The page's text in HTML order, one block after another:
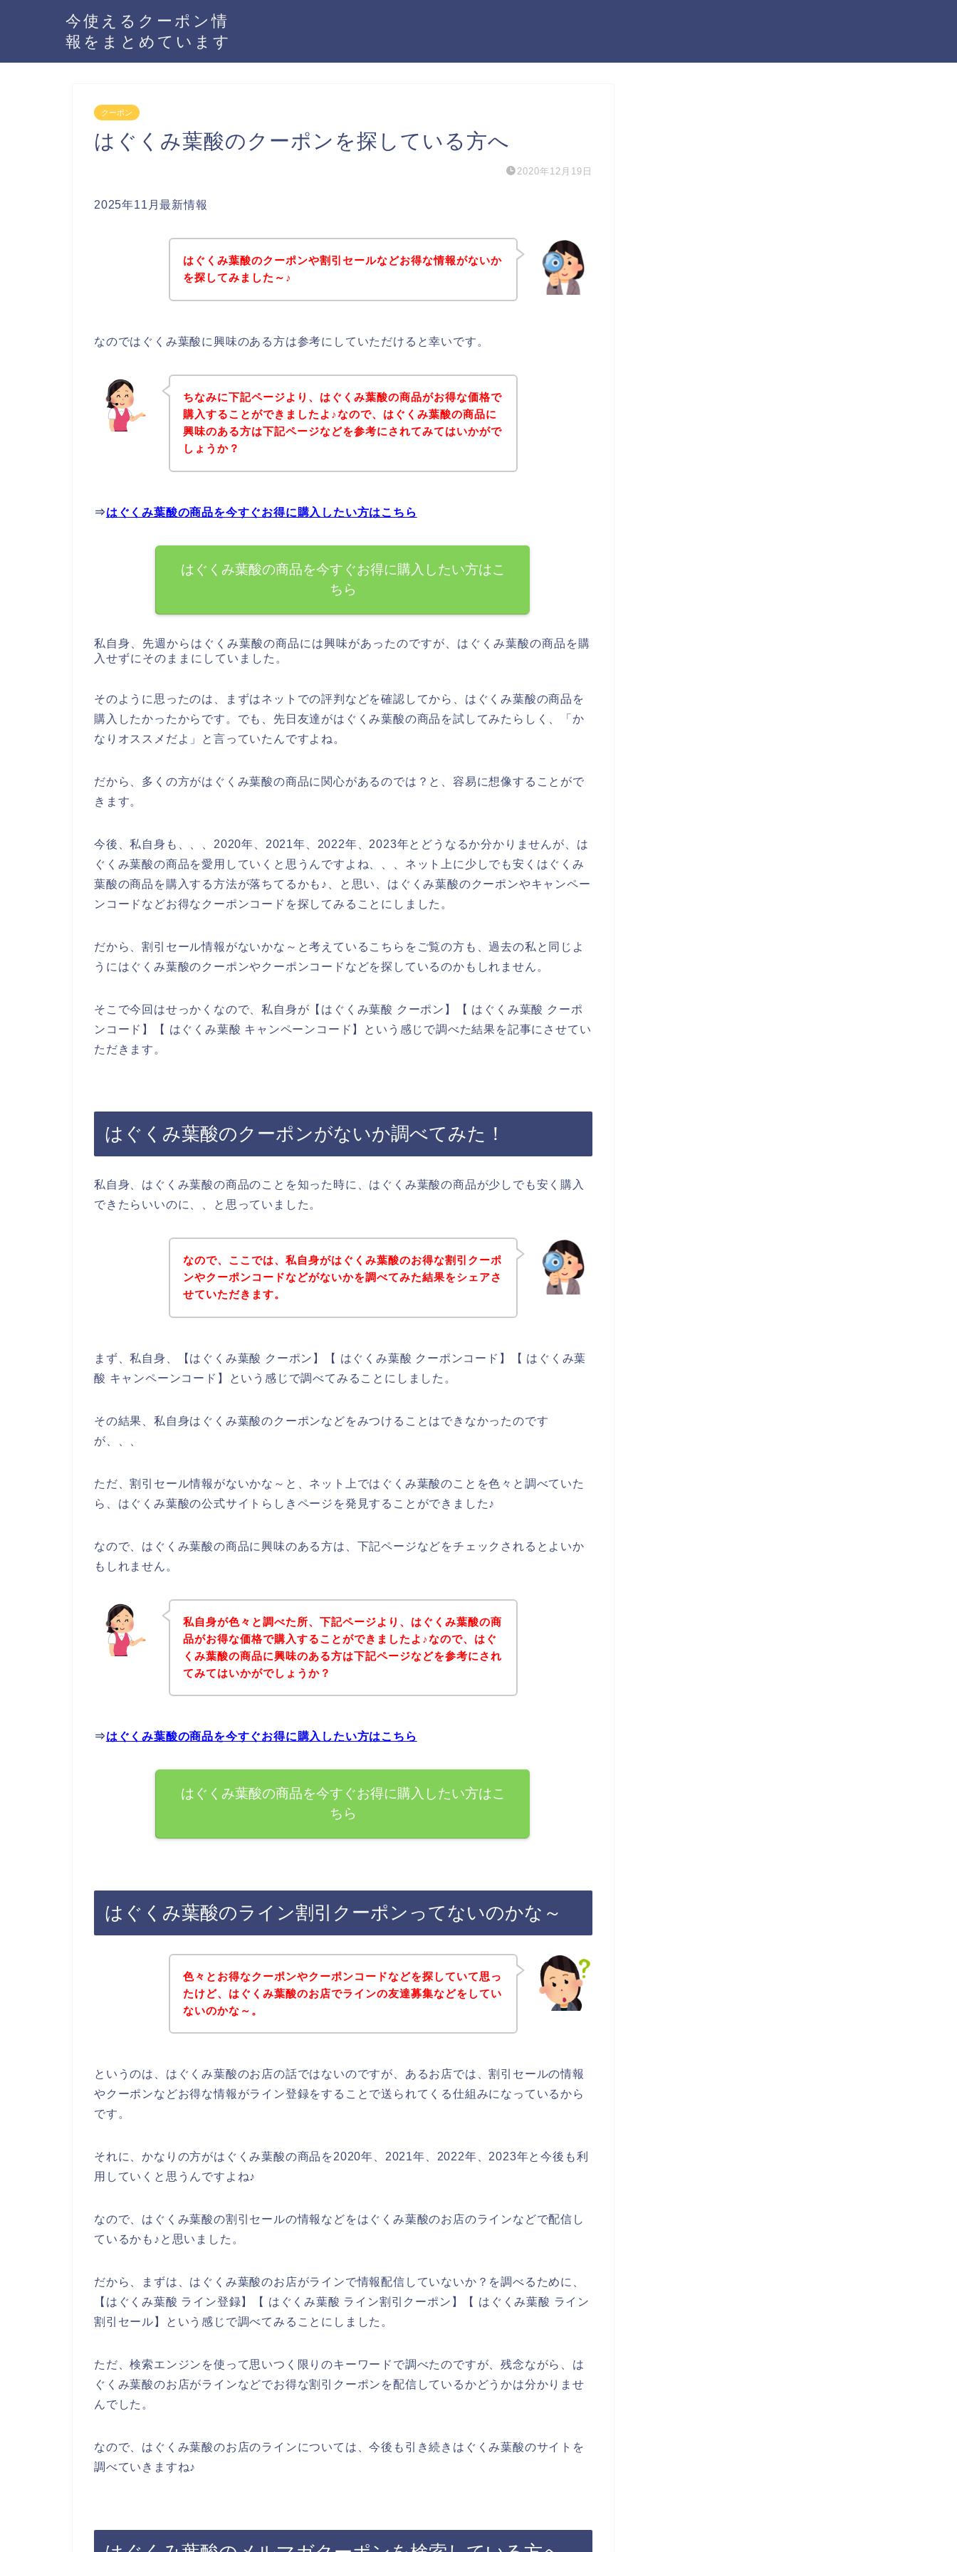
今使えるクーポン情
報をまとめています
クーポン
はぐくみ葉酸のクーポンを探している方へ
2020年12月19日
2025年11月最新情報
はぐくみ葉酸のクーポンや割引セールなどお得な情報がないか
を探してみました～♪
なのではぐくみ葉酸に興味のある方は参考にしていただけると幸いです。
ちなみに下記ページより、はぐくみ葉酸の商品がお得な価格で
購入することができましたよ♪なので、はぐくみ葉酸の商品に
興味のある方は下記ページなどを参考にされてみてはいかがで
しょうか？
⇒はぐくみ葉酸の商品を今すぐお得に購入したい方はこちら
はぐくみ葉酸の商品を今すぐお得に購入したい方はこ
ちら
私自身、先週からはぐくみ葉酸の商品には興味があったのですが、はぐくみ葉酸の商品を購
入せずにそのままにしていました。
そのように思ったのは、まずはネットでの評判などを確認してから、はぐくみ葉酸の商品を
購入したかったからです。でも、先日友達がはぐくみ葉酸の商品を試してみたらしく、「か
なりオススメだよ」と言っていたんですよね。
だから、多くの方がはぐくみ葉酸の商品に関心があるのでは？と、容易に想像することがで
きます。
今後、私自身も、、、2020年、2021年、2022年、2023年とどうなるか分かりませんが、は
ぐくみ葉酸の商品を愛用していくと思うんですよね、、、ネット上に少しでも安くはぐくみ
葉酸の商品を購入する方法が落ちてるかも♪、と思い、はぐくみ葉酸のクーポンやキャンペー
ンコードなどお得なクーポンコードを探してみることにしました。
だから、割引セール情報がないかな～と考えているこちらをご覧の方も、過去の私と同じよ
うにはぐくみ葉酸のクーポンやクーポンコードなどを探しているのかもしれません。
そこで今回はせっかくなので、私自身が【はぐくみ葉酸 クーポン】【 はぐくみ葉酸 クーポ
ンコード】【 はぐくみ葉酸 キャンペーンコード】という感じで調べた結果を記事にさせてい
ただきます。
はぐくみ葉酸のクーポンがないか調べてみた！
私自身、はぐくみ葉酸の商品のことを知った時に、はぐくみ葉酸の商品が少しでも安く購入
できたらいいのに、、と思っていました。
なので、ここでは、私自身がはぐくみ葉酸のお得な割引クーポ
ンやクーポンコードなどがないかを調べてみた結果をシェアさ
せていただきます。
まず、私自身、【はぐくみ葉酸 クーポン】【 はぐくみ葉酸 クーポンコード】【 はぐくみ葉
酸 キャンペーンコード】という感じで調べてみることにしました。
その結果、私自身はぐくみ葉酸のクーポンなどをみつけることはできなかったのです
が、、、
ただ、割引セール情報がないかな～と、ネット上ではぐくみ葉酸のことを色々と調べていた
ら、はぐくみ葉酸の公式サイトらしきページを発見することができました♪
なので、はぐくみ葉酸の商品に興味のある方は、下記ページなどをチェックされるとよいか
もしれません。
私自身が色々と調べた所、下記ページより、はぐくみ葉酸の商
品がお得な価格で購入することができましたよ♪なので、はぐ
くみ葉酸の商品に興味のある方は下記ページなどを参考にされ
てみてはいかがでしょうか？
⇒はぐくみ葉酸の商品を今すぐお得に購入したい方はこちら
はぐくみ葉酸の商品を今すぐお得に購入したい方はこ
ちら
はぐくみ葉酸のライン割引クーポンってないのかな～
色々とお得なクーポンやクーポンコードなどを探していて思っ
たけど、はぐくみ葉酸のお店でラインの友達募集などをしてい
ないのかな～。
というのは、はぐくみ葉酸のお店の話ではないのですが、あるお店では、割引セールの情報
やクーポンなどお得な情報がライン登録をすることで送られてくる仕組みになっているから
です。
それに、かなりの方がはぐくみ葉酸の商品を2020年、2021年、2022年、2023年と今後も利
用していくと思うんですよね♪
なので、はぐくみ葉酸の割引セールの情報などをはぐくみ葉酸のお店のラインなどで配信し
ているかも♪と思いました。
だから、まずは、はぐくみ葉酸のお店がラインで情報配信していないか？を調べるために、
【はぐくみ葉酸 ライン登録】【 はぐくみ葉酸 ライン割引クーポン】【 はぐくみ葉酸 ライン
割引セール】という感じで調べてみることにしました。
ただ、検索エンジンを使って思いつく限りのキーワードで調べたのですが、残念ながら、は
ぐくみ葉酸のお店がラインなどでお得な割引クーポンを配信しているかどうかは分かりませ
んでした。
なので、はぐくみ葉酸のお店のラインについては、今後も引き続きはぐくみ葉酸のサイトを
調べていきますね♪